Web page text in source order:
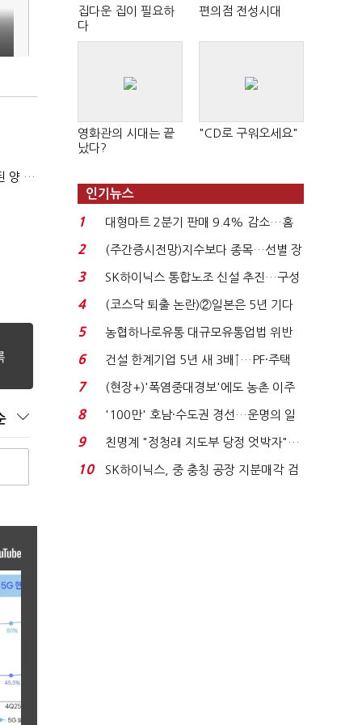
김민석 "TK 유세에 도움되는 당대표"…정청래 "벌써 대표된 양 당직 배분"
집다운 집이 필요하
다
편의점 전성시대
영화관의 시대는 끝
났다?
"CD로 구워오세요"
인기뉴스
1
대형마트 2분기 판매 9.4% 감소…홈
플러스 사태 여파...
2
(주간증시전망)지수보다 종목…선별 장
세 이어진다...
3
SK하이닉스 통합노조 신설 추진…구성
원 간 성과급 불...
4
(코스닥 퇴출 논란)②일본은 5년 기다
려주는데 우리는 ...
5
농협하나로유통 대규모유통업법 위반
적발…공정위, 과...
6
건설 한계기업 5년 새 3배↑…PF·주택
침체에 재무 ...
7
(현장+)'폭염중대경보'에도 농촌 이주
노동자는 강행군…'야...
8
'100만' 호남·수도권 경선…운명의 일
주일
9
친명계 "정청래 지도부 당정 엇박자"…
친청계 "신천지 오...
10
SK하이닉스, 중 충칭 공장 지분매각 검